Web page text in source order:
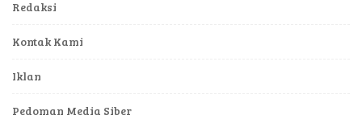
Redaksi
Kontak Kami
Iklan
Pedoman Media Siber